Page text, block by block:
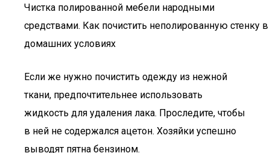
Чистка полированной мебели народными
средствами. Как почистить неполированную стенку в
домашних условиях
Если же нужно почистить одежду из нежной
ткани, предпочтительнее использовать
жидкость для удаления лака. Проследите, чтобы
в ней не содержался ацетон. Хозяйки успешно
выводят пятна бензином.